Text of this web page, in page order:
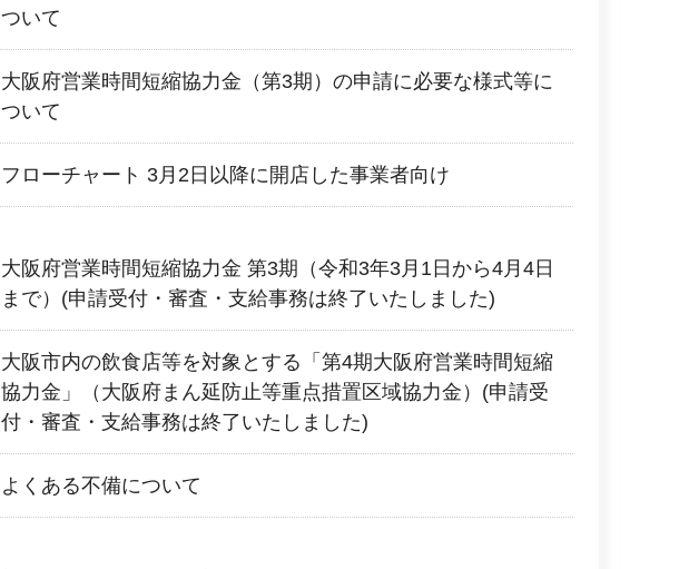
ついて
大阪府営業時間短縮協力金（第3期）の申請に必要な様式等に
ついて
フローチャート 3月2日以降に開店した事業者向け
大阪府営業時間短縮協力金 第3期（令和3年3月1日から4月4日
まで）(申請受付・審査・支給事務は終了いたしました)
大阪市内の飲食店等を対象とする「第4期大阪府営業時間短縮
協力金」（大阪府まん延防止等重点措置区域協力金）(申請受
付・審査・支給事務は終了いたしました)
よくある不備について